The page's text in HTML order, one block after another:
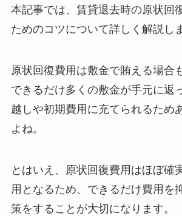
本記事では、賃貸退去時の原状回
ためのコツについて詳しく解説し
原状回復費用は敷金で賄える場合
できるだけ多くの敷金が手元に返
越しや初期費用に充てられるため
よね。
とはいえ、原状回復費用はほぼ確
用となるため、できるだけ費用を
策をすることが大切になります。